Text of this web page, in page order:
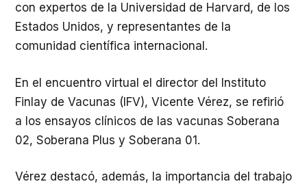
con expertos de la Universidad de Harvard, de los
Estados Unidos, y representantes de la
comunidad científica internacional.
En el encuentro virtual el director del Instituto
Finlay de Vacunas (IFV), Vicente Vérez, se refirió
a los ensayos clínicos de las vacunas Soberana
02, Soberana Plus y Soberana 01.
Vérez destacó, además, la importancia del trabajo